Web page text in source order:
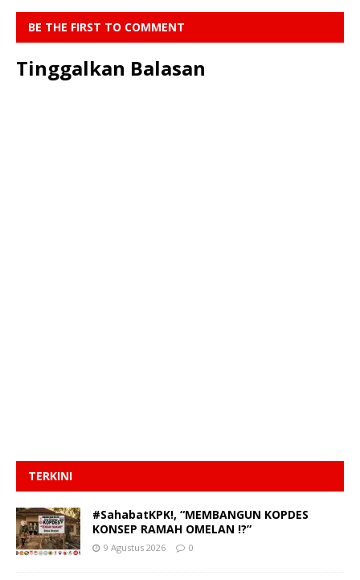
BE THE FIRST TO COMMENT
Tinggalkan Balasan
TERKINI
#SahabatKPK!, “MEMBANGUN KOPDES
KONSEP RAMAH OMELAN !?”
9 Agustus 2026 0